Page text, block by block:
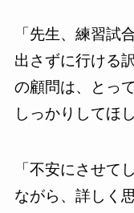
「先生、練習試
出さずに行ける
の顧問は、とっ
しっかりしてほ
「不安にさせて
ながら、詳しく